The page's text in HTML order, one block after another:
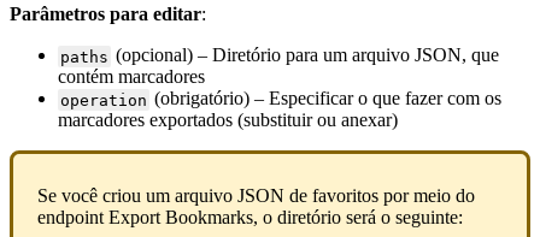
Parâmetros para editar:
paths (opcional) – Diretório para um arquivo JSON, que
contém marcadores
operation (obrigatório) – Especificar o que fazer com os
marcadores exportados (substituir ou anexar)
Se você criou um arquivo JSON de favoritos por meio do
endpoint Export Bookmarks, o diretório será o seguinte: